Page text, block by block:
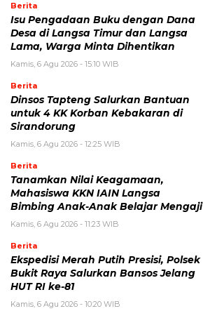
Berita
Isu Pengadaan Buku dengan Dana
Desa di Langsa Timur dan Langsa
Lama, Warga Minta Dihentikan
Kamis, 6 Agu 2026 - 15:10 WIB
Berita
Dinsos Tapteng Salurkan Bantuan
untuk 4 KK Korban Kebakaran di
Sirandorung
Kamis, 6 Agu 2026 - 12:25 WIB
Berita
Tanamkan Nilai Keagamaan,
Mahasiswa KKN IAIN Langsa
Bimbing Anak-Anak Belajar Mengaji
Kamis, 6 Agu 2026 - 11:23 WIB
Berita
Ekspedisi Merah Putih Presisi, Polsek
Bukit Raya Salurkan Bansos Jelang
HUT RI ke-81
Kamis, 6 Agu 2026 - 10:20 WIB